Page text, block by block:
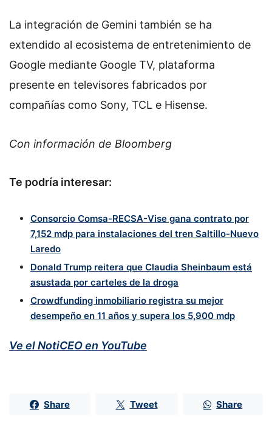
La integración de Gemini también se ha
extendido al ecosistema de entretenimiento de
Google mediante Google TV, plataforma
presente en televisores fabricados por
compañías como Sony, TCL e Hisense.
Con información de Bloomberg
Te podría interesar:
Consorcio Comsa-RECSA-Vise gana contrato por
7,152 mdp para instalaciones del tren Saltillo-Nuevo
Laredo
Donald Trump reitera que Claudia Sheinbaum está
asustada por carteles de la droga
Crowdfunding inmobiliario registra su mejor
desempeño en 11 años y supera los 5,900 mdp
Ve el NotiCEO en YouTube
Share Tweet Share